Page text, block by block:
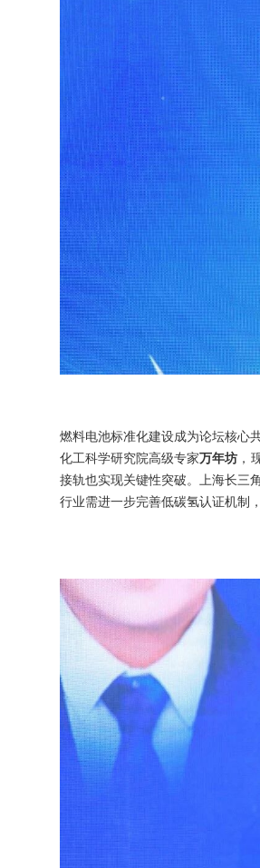
燃料电池标准化建设成为论坛核心
化工科学研究院高级专家万年坊 ，
接轨也实现关键性突破。上海长三
行业需进一步完善低碳氢认证机制